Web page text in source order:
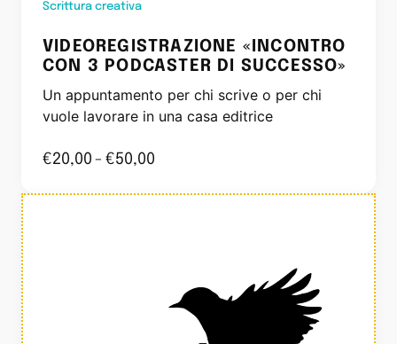
Scrittura creativa
VIDEOREGISTRAZIONE «INCONTRO
CON 3 PODCASTER DI SUCCESSO»
Un appuntamento per chi scrive o per chi
vuole lavorare in una casa editrice
€20,00 - €50,00